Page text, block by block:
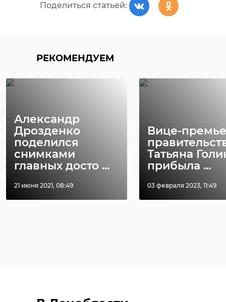
Поделиться статьей:
РЕКОМЕНДУЕМ
Александр
Дрозденко
поделился
снимками
главных досто ...
21 июня 2021, 08:49
Вице-
Татьяна
прибыла ...
03 февраля 2023, 11:49